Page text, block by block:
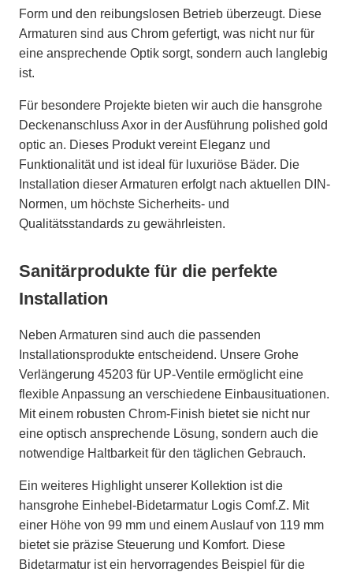
Form und den reibungslosen Betrieb überzeugt. Diese
Armaturen sind aus Chrom gefertigt, was nicht nur für
eine ansprechende Optik sorgt, sondern auch langlebig
ist.
Für besondere Projekte bieten wir auch die hansgrohe
Deckenanschluss Axor in der Ausführung polished gold
optic an. Dieses Produkt vereint Eleganz und
Funktionalität und ist ideal für luxuriöse Bäder. Die
Installation dieser Armaturen erfolgt nach aktuellen DIN-
Normen, um höchste Sicherheits- und
Qualitätsstandards zu gewährleisten.
Sanitärprodukte für die perfekte
Installation
Neben Armaturen sind auch die passenden
Installationsprodukte entscheidend. Unsere Grohe
Verlängerung 45203 für UP-Ventile ermöglicht eine
flexible Anpassung an verschiedene Einbausituationen.
Mit einem robusten Chrom-Finish bietet sie nicht nur
eine optisch ansprechende Lösung, sondern auch die
notwendige Haltbarkeit für den täglichen Gebrauch.
Ein weiteres Highlight unserer Kollektion ist die
hansgrohe Einhebel-Bidetarmatur Logis Comf.Z. Mit
einer Höhe von 99 mm und einem Auslauf von 119 mm
bietet sie präzise Steuerung und Komfort. Diese
Bidetarmatur ist ein hervorragendes Beispiel für die